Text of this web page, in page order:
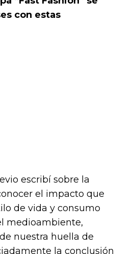
con estas
escribí sobre la
el impacto que
de vida y consumo
medioambiente,
nuestra huella de
la conclusión